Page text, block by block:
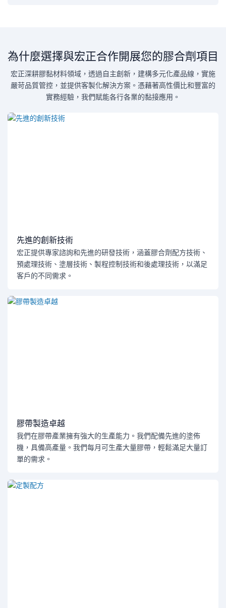
為什麼選擇與宏正合作開展您的膠合劑項目
宏正深耕膠黏材料領域，透過自主創新，建構多元化產品線，實施
嚴苛品質管控，並提供客製化解決方案。憑藉著高性價比和豐富的
實務經驗，我們賦能各行各業的黏接應用。
先進的創新技術
宏正提供專家諮詢和先進的研發技術，涵蓋膠合劑配方技術、
預處理技術、塗層技術、製程控制技術和後處理技術，以滿足
客戶的不同需求。
膠帶製造卓越
我們在膠帶產業擁有強大的生產能力。我們配備先進的塗佈
機，具備高產量。我們每月可生產大量膠帶，輕鬆滿足大量訂
單的需求。